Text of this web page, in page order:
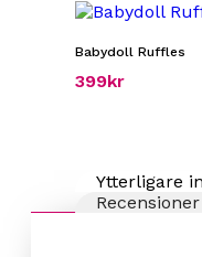
Ytterligare
Recensioner
Babydoll Ruffles
399kr